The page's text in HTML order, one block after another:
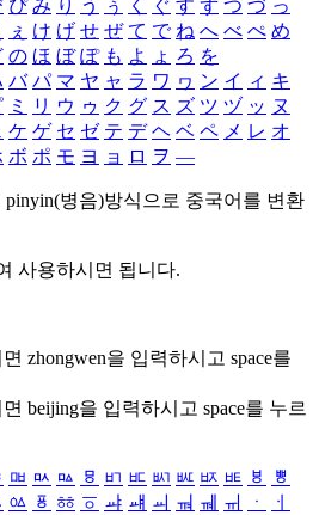
ぴ み り う ぅ く ぐ す ず つ づ っ
ぇ け げ せ ぜ て で ね へ べ ぺ め
の ほ ぼ ぽ も よ ょ ろ を
バ パ マ ヤ ャ ラ ワ ヮ ン イ ィ キ
ミ リ ウ ゥ ク グ ス ズ ツ ヅ ッ ヌ
ケ ゲ セ ゼ テ デ ヘ ベ ペ メ レ オ
ボ ポ モ ヨ ョ ロ ヲ ―
pinyin(병음)방식으로 중국어를 변환
사용하시면 됩니다.
zhongwen을 입력하시고 space를
beijing을 입력하시고 space를 누르
ㅮ ㅯ ㅰ ㅱ ㅲ ㅳ ㅴ ㅵ ㅶ ㅷ ㅸ
ㅹ
ㆃ ㆄ ㆅ ㆆ ㆇ ㆈ ㆉ ㆊ ㆋ ㆌ ㆍ
ㆎ